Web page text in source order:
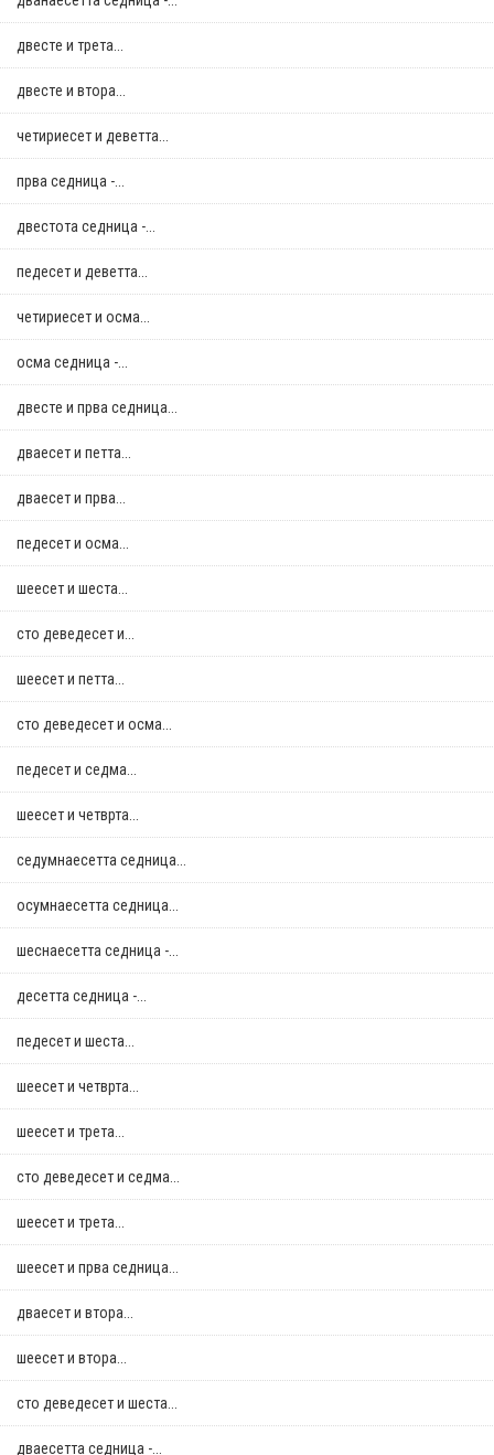
двестe и трета...
двестe и втора...
четириесет и деветта...
прва седница -...
двестота седница -...
педесет и деветта...
четириесет и осма...
осма седница -...
двестe и прва седница...
дваесет и петта...
дваесет и прва...
педесет и осма...
шеесет и шеста...
сто деведесет и...
шеесет и петта...
сто деведесет и осма...
педесет и седма...
шеесет и четврта...
седумнаесетта седница...
осумнaесетта седница...
шеснаесетта седница -...
десетта седница -...
педесет и шеста...
шеесет и четврта...
шеесет и трета...
сто деведесет и седма...
шеесет и трета...
шеесет и прва седница...
дваесет и втора...
шеесет и втора...
сто деведесет и шеста...
дваесетта седница -...